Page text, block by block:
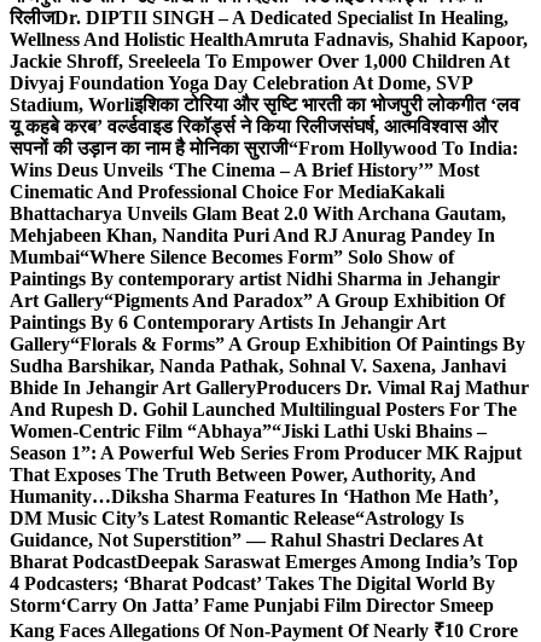
रिलीजDr. DIPTII SINGH – A Dedicated Specialist In Healing,
Wellness And Holistic HealthAmruta Fadnavis, Shahid Kapoor,
Jackie Shroff, Sreeleela To Empower Over 1,000 Children At
Divyaj Foundation Yoga Day Celebration At Dome, SVP
Stadium, Worliइशिका टोरिया और सृष्टि भारती का भोजपुरी लोकगीत ‘लव
यू कहबे करब’ वर्ल्डवाइड रिकॉर्ड्स ने किया रिलीजसंघर्ष, आत्मविश्वास और
सपनों की उड़ान का नाम है मोनिका सुराजी“From Hollywood To India:
Wins Deus Unveils ‘The Cinema – A Brief History’” Most
Cinematic And Professional Choice For MediaKakali
Bhattacharya Unveils Glam Beat 2.0 With Archana Gautam,
Mehjabeen Khan, Nandita Puri And RJ Anurag Pandey In
Mumbai“Where Silence Becomes Form” Solo Show of
Paintings By contemporary artist Nidhi Sharma in Jehangir
Art Gallery“Pigments And Paradox” A Group Exhibition Of
Paintings By 6 Contemporary Artists In Jehangir Art
Gallery“Florals & Forms” A Group Exhibition Of Paintings By
Sudha Barshikar, Nanda Pathak, Sohnal V. Saxena, Janhavi
Bhide In Jehangir Art GalleryProducers Dr. Vimal Raj Mathur
And Rupesh D. Gohil Launched Multilingual Posters For The
Women-Centric Film “Abhaya”“Jiski Lathi Uski Bhains –
Season 1”: A Powerful Web Series From Producer MK Rajput
That Exposes The Truth Between Power, Authority, And
Humanity…Diksha Sharma Features In ‘Hathon Me Hath’,
DM Music City’s Latest Romantic Release“Astrology Is
Guidance, Not Superstition” — Rahul Shastri Declares At
Bharat PodcastDeepak Saraswat Emerges Among India’s Top
4 Podcasters; ‘Bharat Podcast’ Takes The Digital World By
Storm‘Carry On Jatta’ Fame Punjabi Film Director Smeep
Kang Faces Allegations Of Non-Payment Of Nearly ₹10 Crore